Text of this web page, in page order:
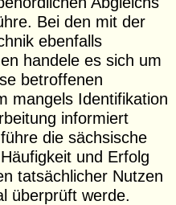
Bei den mit der
ebenfalls
handele es sich um
betroffenen
mangels Identi­fi­kation
informiert
die sächsische
und Erfolg
tatsäch­licher Nutzen
überprüft werde.